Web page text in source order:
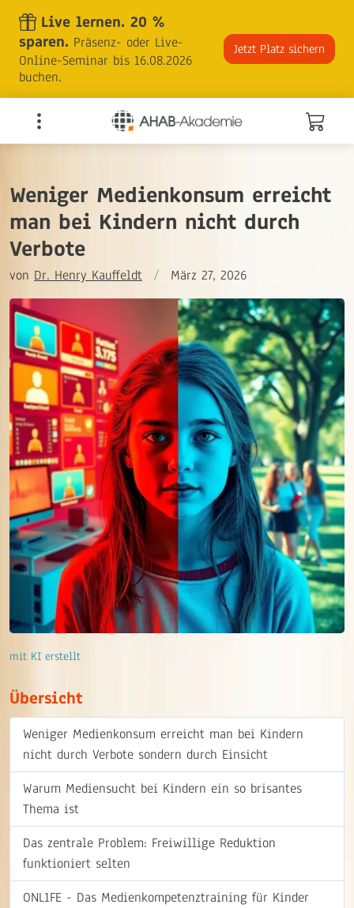
content
Live lernen. 20 %
sparen. Präsenz- oder Live-
Online-Seminar bis 16.08.2026
buchen.
Jetzt Platz sichern
Weniger Medienkonsum erreicht
man bei Kindern nicht durch
Verbote
von Dr. Henry Kauffeldt / März 27, 2026
mit KI erstellt
Übersicht
Weniger Medienkonsum erreicht man bei Kindern
nicht durch Verbote sondern durch Einsicht
Warum Mediensucht bei Kindern ein so brisantes
Thema ist
Das zentrale Problem: Freiwillige Reduktion
funktioniert selten
ONL1FE - Das Medienkompetenztraining für Kinder